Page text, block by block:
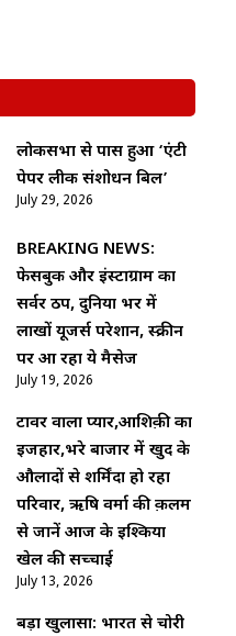
लोकसभा से पास हुआ ‘एंटी
पेपर लीक संशोधन बिल’
July 29, 2026
BREAKING NEWS:
फेसबुक और इंस्टाग्राम का
सर्वर ठप, दुनिया भर में
लाखों यूजर्स परेशान, स्क्रीन
पर आ रहा ये मैसेज
July 19, 2026
टावर वाला प्यार,आशिक़ी का
इजहार,भरे बाजार में खुद के
औलादों से शर्मिंदा हो रहा
परिवार, ऋषि वर्मा की क़लम
से जानें आज के इश्किया
खेल की सच्चाई
July 13, 2026
बड़ा खुलासा: भारत से चोरी